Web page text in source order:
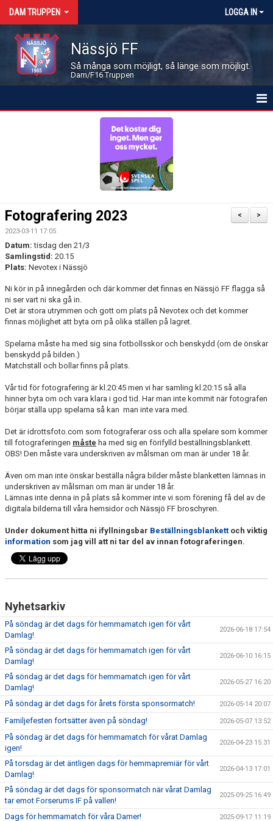
DAM TRUPPEN LOGGA IN
Nässjö FF
Så många som möjligt, så länge som möjligt.
Dam/F16 Truppen
LEDARE OCH SPELARE
BILDGALLERI
>
<
Fotografering 2023
2023-03-11 17:05
Datum:tisdag den 21/3
Samlingstid: 20.15
Plats: Nevotex i Nässjö
Ni kör in på innegården och där kommer det finnas en Nässjö FF flagga så
ni ser vart ni ska gå in.
Det är stora utrymmen och gott om plats på Nevotex och det kommer
finnas möjlighet att byta om på olika ställen på lagret.
Spelarna måste ha med sig sina fotbollsskor och benskydd (om de önskar
benskydd på bilden.)
Matchställ och bollar finns på plats.
Vår tid för fotografering är kl.20:45 men vi har samling kl.20:15 så alla
hinner byta om och vara klara i god tid. Har man inte kommit när fotografen
börjar ställa upp spelarna så kan man inte vara med.
Det är idrottsfoto.com som fotograferar oss och alla spelare som kommer
till fotograferingen måste ha med sig en förifylld beställningsblankett.
OBS! Den måste vara underskriven av målsman om man är under 18 år.
Även om man inte önskar beställa några bilder måste blanketten lämnas in
underskriven av målsman om man är under 18 år.
Lämnas inte denna in på plats så kommer inte vi som förening få del av de
digitala bilderna till våra hemsidor och Nässjö FF broschyren.
Under dokument hitta ni ifyllningsbar Beställningsblankett och viktig
information som jag vill att ni tar del av innan fotograferingen.
Nyhetsarkiv
På söndag är det dags för hemmamatch igen för vårt
Damlag!
2026-06-18 17:54
På söndag är det dags för hemmamatch igen för vårt
Damlag!
2026-06-10 16:15
På söndag är det dags för hemmamatch igen för vårt
Damlag!
2026-05-27 16:20
På söndag är det dags för årets första sponsormatch! 2026-05-14 20:07
Familjefesten fortsätter även på söndag! 2026-05-07 13:52
På söndag är det dags för hemmamatch för vårat Damlag
igen!
2026-04-23 15:31
På torsdag är det äntligen dags för hemmapremiär för vårt
Damlag!
2026-04-13 17:01
På söndag är det dags för sponsormatch när vårat Damlag
tar emot Forserums IF på vallen!
2025-09-25 16:49
Dags för hemmamatch för våra Damer! 2025-09-17 11:19